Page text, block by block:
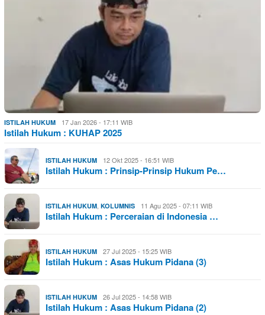
ISTILAH HUKUM 17 Jan 2026 - 17:11 WIB
Istilah Hukum : KUHAP 2025
ISTILAH HUKUM 12 Okt 2025 - 16:51 WIB
Istilah Hukum : Prinsip-Prinsip Hukum Pe…
ISTILAH HUKUM, KOLUMNIS 11 Agu 2025 - 07:11 WIB
Istilah Hukum : Perceraian di Indonesia …
ISTILAH HUKUM 27 Jul 2025 - 15:25 WIB
Istilah Hukum : Asas Hukum Pidana (3)
ISTILAH HUKUM 26 Jul 2025 - 14:58 WIB
Istilah Hukum : Asas Hukum Pidana (2)